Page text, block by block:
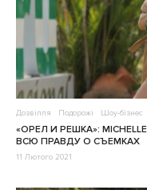
Дозвілля Подорожі Шоу-бізнес
«ОРЕЛ И РЕШКА»:
ВСЮ ПРАВДУ О СЪЕМКАХ
11 Лютого 2021